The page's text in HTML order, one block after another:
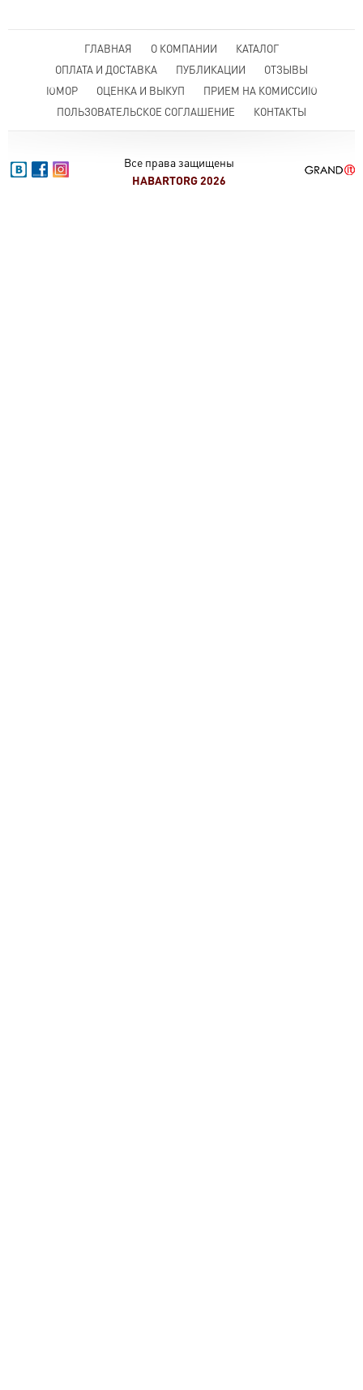
ГЛАВНАЯ О КОМПАНИИ
КАТАЛОГ
ОПЛАТА И ДОСТАВКА
ПУБЛИКАЦИИ
ОТЗЫВЫ
ЮМОР
ОЦЕНКА И ВЫКУП
ПРИЕМ НА КОМИССИЮ
ПОЛЬЗОВАТЕЛЬСКОЕ СОГЛАШЕНИЕ
КОНТАКТЫ
Все права защищены
HABARTORG 2026